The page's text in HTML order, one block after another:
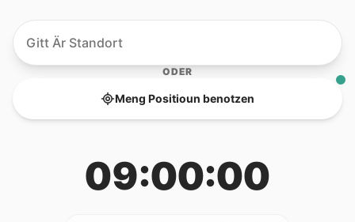
ODER
Meng Positioun benotzen
09:00:00